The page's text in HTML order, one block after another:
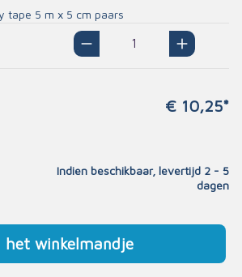
tape 5 m x 5 cm paars
€ 10,25*
Indien beschikbaar, levertijd 2 - 5
dagen
het winkelmandje